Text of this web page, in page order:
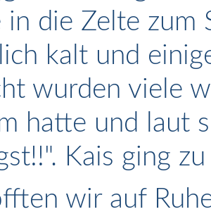
in die Zelte zum
kalt und
wurden viele
hatte und laut
Kais ging
wir auf